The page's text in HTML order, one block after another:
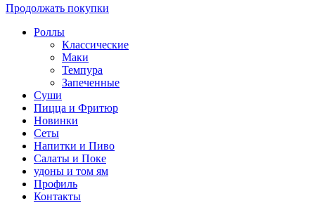
Продолжать покупки
Роллы
Классические
Маки
Темпура
Запеченные
Суши
Пицца и Фритюр
Новинки
Сеты
Напитки и Пиво
Салаты и Поке
удоны и том ям
Профиль
Контакты